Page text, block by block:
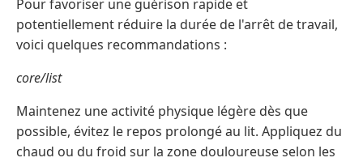
Pour favoriser une guérison rapide et
potentiellement réduire la durée de l'arrêt de travail,
voici quelques recommandations :
core/list
Maintenez une activité physique légère dès que
possible, évitez le repos prolongé au lit. Appliquez du
chaud ou du froid sur la zone douloureuse selon les